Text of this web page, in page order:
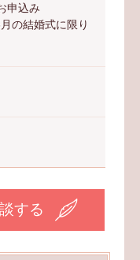
申込み
の結婚式に限り
する